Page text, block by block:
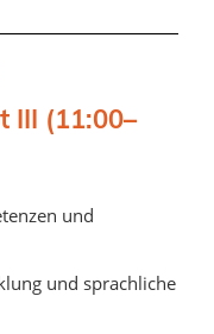
III (11:00–
und
und sprachliche